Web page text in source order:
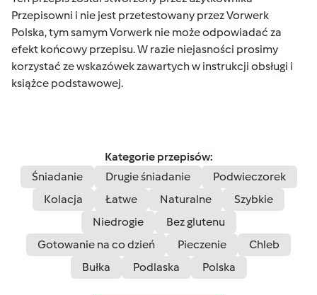
Przepisowni i nie jest przetestowany przez Vorwerk
Polska, tym samym Vorwerk nie może odpowiadać za
efekt końcowy przepisu. W razie niejasności prosimy
korzystać ze wskazówek zawartych w instrukcji obsługi i
książce podstawowej.
Kategorie przepisów:
Śniadanie
Drugie śniadanie
Podwieczorek
Kolacja
Łatwe Naturalne
Szybkie
Niedrogie
Bez glutenu
Gotowanie na co dzień
Pieczenie
Chleb
Bułka
Podlaska Polska